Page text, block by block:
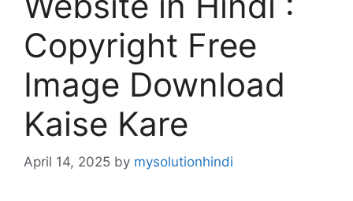
Copyright Free
Image Download
Kaise Kare
April 14, 2025 by mysolutionhindi